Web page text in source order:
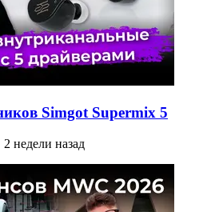
Simgot Supermix 5
2 недели назад